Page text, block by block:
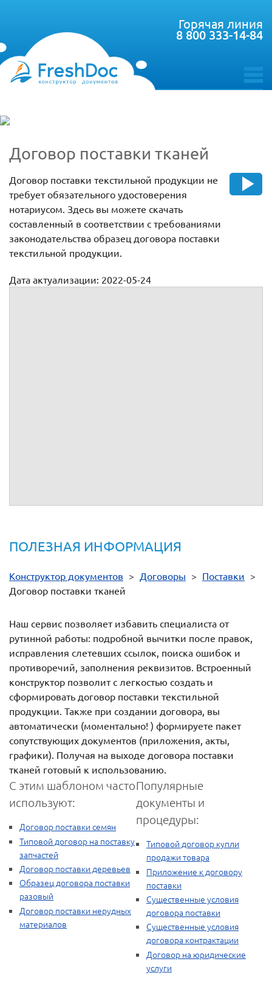
toggle
Горячая линия
8 800 333-14-84
Договор поставки тканей
Договор поставки текстильной продукции не
требует обязательного удостоверения
нотариусом. Здесь вы можете скачать
составленный в соответствии с требованиями
законодательства образец договора поставки
текстильной продукции.
Дата актуализации: 2022-05-24
ПОЛЕЗНАЯ ИНФОРМАЦИЯ
Конструктор документов > Договоры > Поставки >
Договор поставки тканей
Наш сервис позволяет избавить специалиста от
рутинной работы: подробной вычитки после правок,
исправления слетевших ссылок, поиска ошибок и
противоречий, заполнения реквизитов. Встроенный
конструктор позволит с легкостью создать и
сформировать договор поставки текстильной
продукции. Также при создании договора, вы
автоматически (моментально! ) формируете пакет
сопутствующих документов (приложения, акты,
графики). Получая на выходе договора поставки
тканей готовый к использованию.
С этим шаблоном часто
используют:
Договор поставки семян
Типовой договор на поставку
запчастей
Договор поставки деревьев
Образец договора поставки
разовый
Договор поставки нерудных
материалов
Популярные
документы и
процедуры:
Типовой договор купли
продажи товара
Приложение к договору
поставки
Существенные условия
договора поставки
Существенные условия
договора контрактации
Договор на юридические
услуги